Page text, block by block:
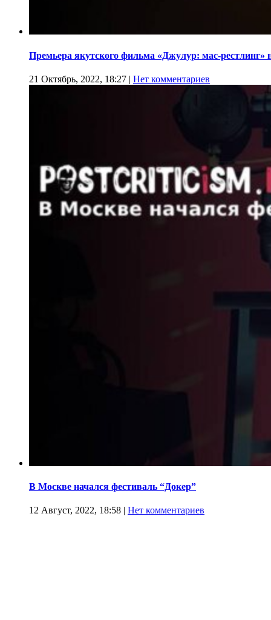
Премьера якутского фильма «Джулур: мас-рестлинг»
21 Октябрь, 2022, 18:27 | Нет комментариев
В Москве начался фестиваль “Докер”
12 Август, 2022, 18:58 | Нет комментариев